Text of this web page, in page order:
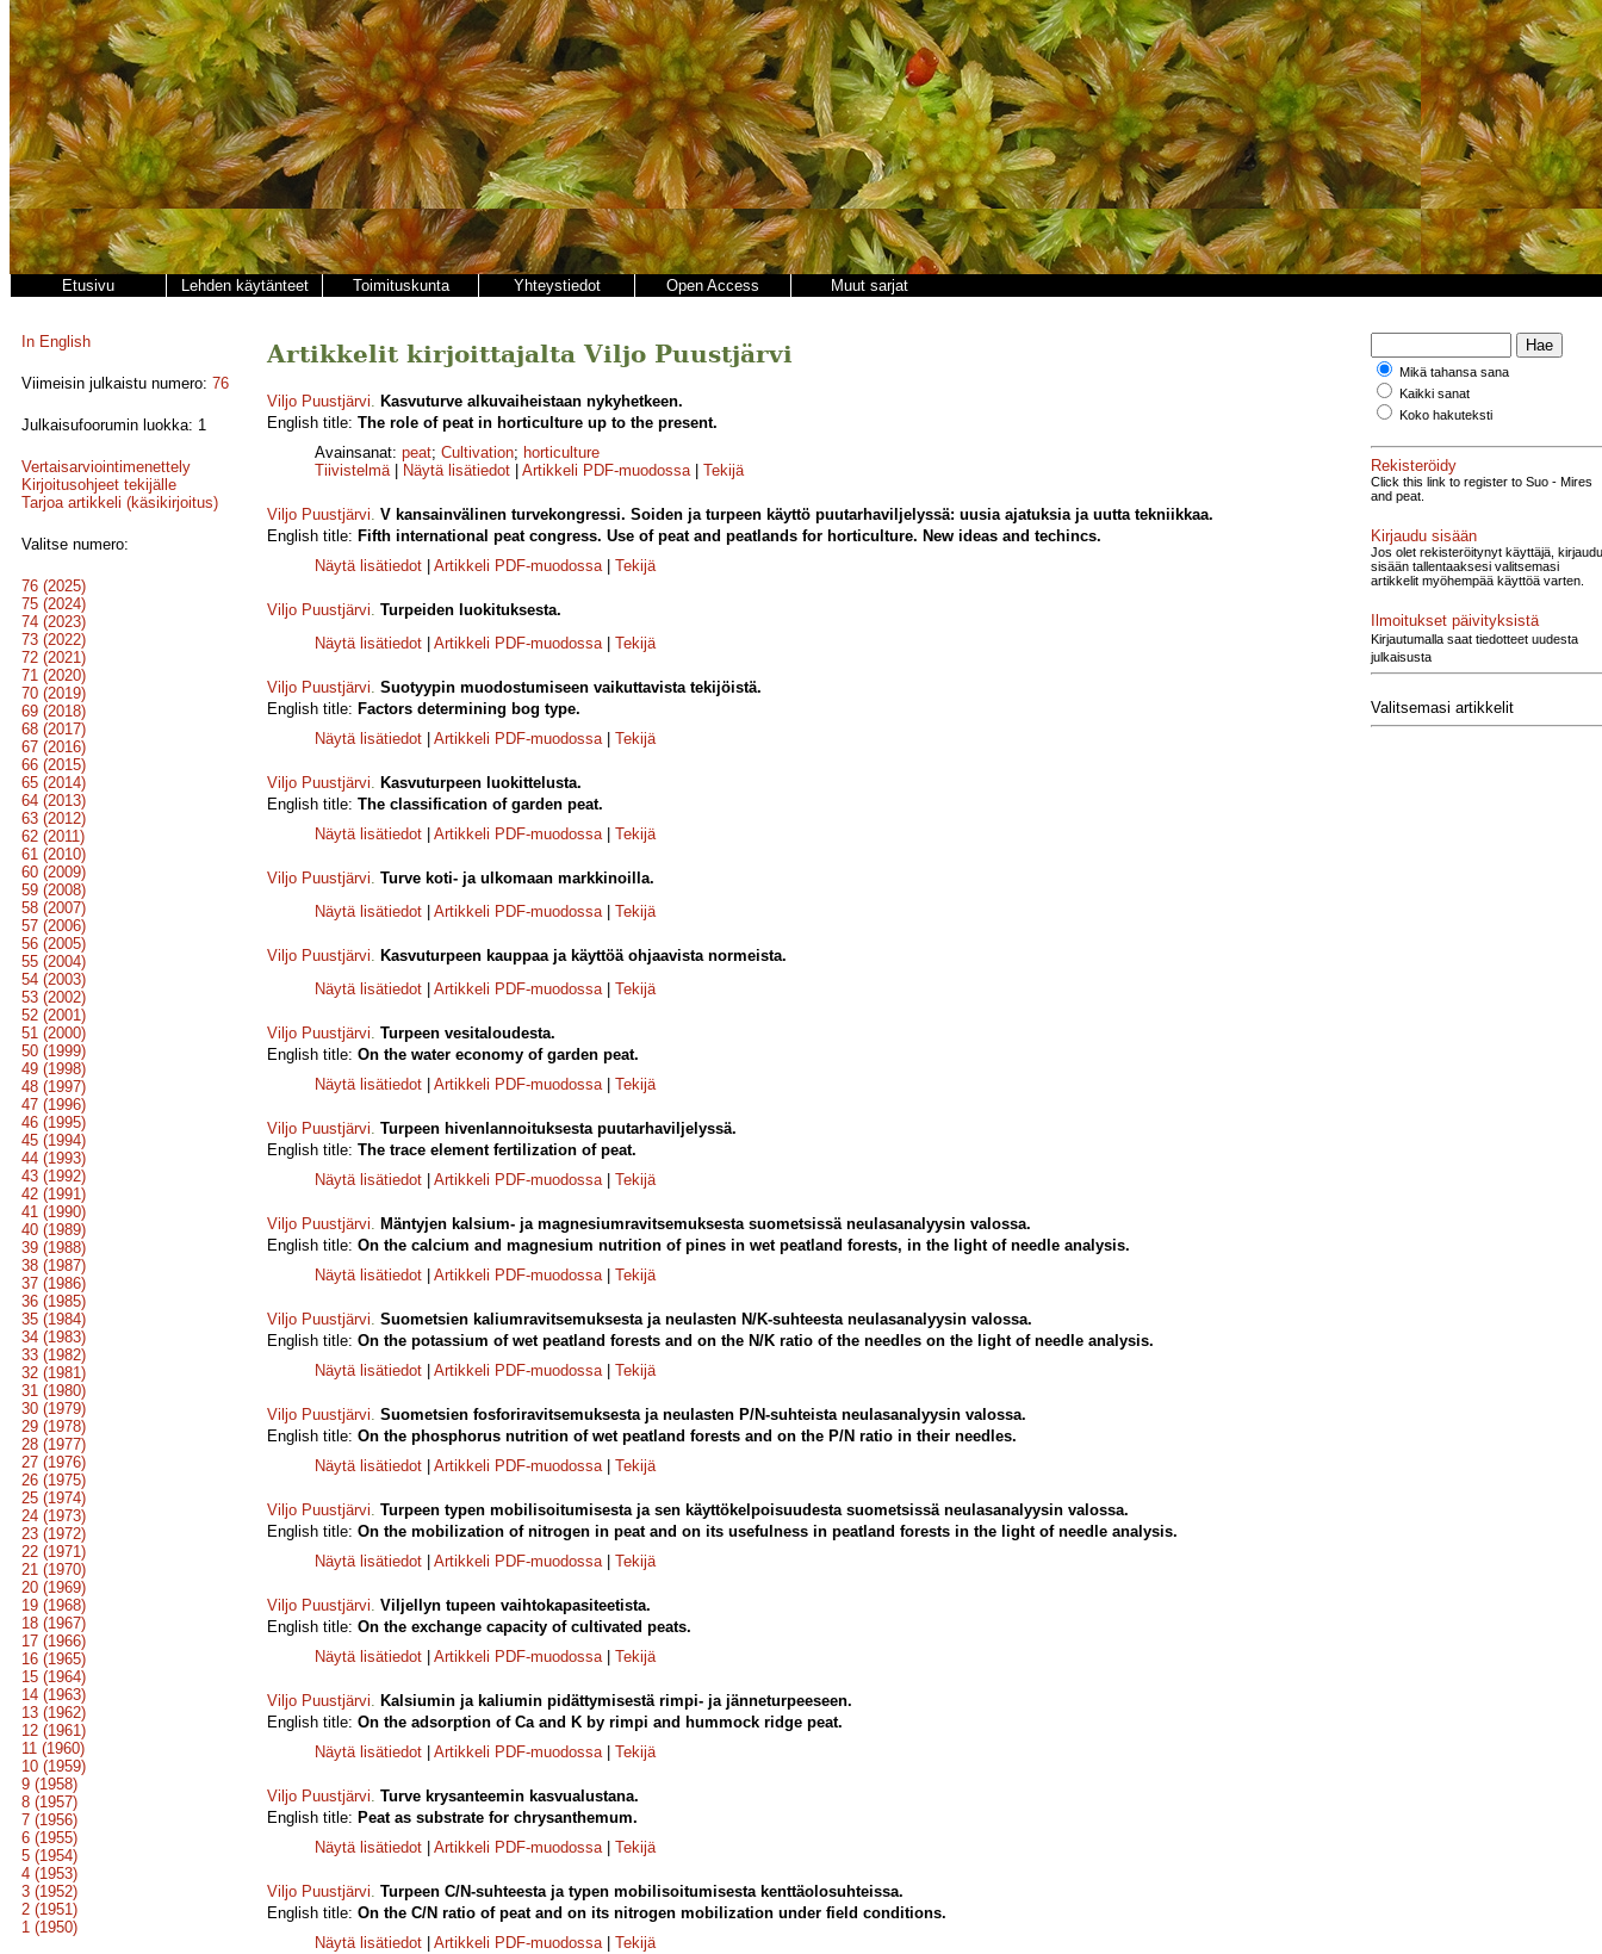
Etusivu Lehden käytänteet Toimituskunta Yhteystiedot Open Access Muut sarjat
In English
Viimeisin julkaistu numero: 76
Julkaisufoorumin luokka: 1
Vertaisarviointimenettely
Kirjoitusohjeet tekijälle
Tarjoa artikkeli (käsikirjoitus)
Valitse numero:
76 (2025)
75 (2024)
74 (2023)
73 (2022)
72 (2021)
71 (2020)
70 (2019)
69 (2018)
68 (2017)
67 (2016)
66 (2015)
65 (2014)
64 (2013)
63 (2012)
62 (2011)
61 (2010)
60 (2009)
59 (2008)
58 (2007)
57 (2006)
56 (2005)
55 (2004)
54 (2003)
53 (2002)
52 (2001)
51 (2000)
50 (1999)
49 (1998)
48 (1997)
47 (1996)
46 (1995)
45 (1994)
44 (1993)
43 (1992)
42 (1991)
41 (1990)
40 (1989)
39 (1988)
38 (1987)
37 (1986)
36 (1985)
35 (1984)
34 (1983)
33 (1982)
32 (1981)
31 (1980)
30 (1979)
29 (1978)
28 (1977)
27 (1976)
26 (1975)
25 (1974)
24 (1973)
23 (1972)
22 (1971)
21 (1970)
20 (1969)
19 (1968)
18 (1967)
17 (1966)
16 (1965)
15 (1964)
14 (1963)
13 (1962)
12 (1961)
11 (1960)
10 (1959)
9 (1958)
8 (1957)
7 (1956)
6 (1955)
5 (1954)
4 (1953)
3 (1952)
2 (1951)
1 (1950)
Artikkelit kirjoittajalta Viljo Puustjärvi
Viljo Puustjärvi. Kasvuturve alkuvaiheistaan nykyhetkeen.
English title: The role of peat in horticulture up to the present.
Avainsanat: peat; Cultivation; horticulture
Tiivistelmä| Näytä lisätiedot Artikkeli PDF-muodossa| Tekijä
Viljo Puustjärvi. V kansainvälinen turvekongressi. Soiden ja turpeen käyttö puutarhaviljelyssä: uusia ajatuksia ja uutta tekniikkaa.
English title: Fifth international peat congress. Use of peat and peatlands for horticulture. New ideas and techincs.
Näytä lisätiedot
Artikkeli PDF-muodossa| Tekijä
Viljo Puustjärvi. Turpeiden luokituksesta.
Näytä lisätiedot
Artikkeli PDF-muodossa| Tekijä
Viljo Puustjärvi. Suotyypin muodostumiseen vaikuttavista tekijöistä.
English title: Factors determining bog type.
Näytä lisätiedot
Artikkeli PDF-muodossa| Tekijä
Viljo Puustjärvi. Kasvuturpeen luokittelusta.
English title: The classification of garden peat.
Näytä lisätiedot
Artikkeli PDF-muodossa| Tekijä
Viljo Puustjärvi. Turve koti- ja ulkomaan markkinoilla.
Näytä lisätiedot
Artikkeli PDF-muodossa| Tekijä
Viljo Puustjärvi. Kasvuturpeen kauppaa ja käyttöä ohjaavista normeista.
Näytä lisätiedot
Artikkeli PDF-muodossa| Tekijä
Viljo Puustjärvi. Turpeen vesitaloudesta.
English title: On the water economy of garden peat.
Näytä lisätiedot
Artikkeli PDF-muodossa| Tekijä
Viljo Puustjärvi. Turpeen hivenlannoituksesta puutarhaviljelyssä.
English title: The trace element fertilization of peat.
Näytä lisätiedot
Artikkeli PDF-muodossa| Tekijä
Viljo Puustjärvi. Mäntyjen kalsium- ja magnesiumravitsemuksesta suometsissä neulasanalyysin valossa.
English title: On the calcium and magnesium nutrition of pines in wet peatland forests, in the light of needle analysis.
Näytä lisätiedot
Artikkeli PDF-muodossa| Tekijä
Viljo Puustjärvi. Suometsien kaliumravitsemuksesta ja neulasten N/K-suhteesta neulasanalyysin valossa.
English title: On the potassium of wet peatland forests and on the N/K ratio of the needles on the light of needle analysis.
Näytä lisätiedot
Artikkeli PDF-muodossa| Tekijä
Viljo Puustjärvi. Suometsien fosforiravitsemuksesta ja neulasten P/N-suhteista neulasanalyysin valossa.
English title: On the phosphorus nutrition of wet peatland forests and on the P/N ratio in their needles.
Näytä lisätiedot
Artikkeli PDF-muodossa| Tekijä
Viljo Puustjärvi. Turpeen typen mobilisoitumisesta ja sen käyttökelpoisuudesta suometsissä neulasanalyysin valossa.
English title: On the mobilization of nitrogen in peat and on its usefulness in peatland forests in the light of needle analysis.
Näytä lisätiedot
Artikkeli PDF-muodossa| Tekijä
Viljo Puustjärvi. Viljellyn tupeen vaihtokapasiteetista.
English title: On the exchange capacity of cultivated peats.
Näytä lisätiedot
Artikkeli PDF-muodossa| Tekijä
Viljo Puustjärvi. Kalsiumin ja kaliumin pidättymisestä rimpi- ja jänneturpeeseen.
English title: On the adsorption of Ca and K by rimpi and hummock ridge peat.
Näytä lisätiedot
Artikkeli PDF-muodossa| Tekijä
Viljo Puustjärvi. Turve krysanteemin kasvualustana.
English title: Peat as substrate for chrysanthemum.
Näytä lisätiedot
Artikkeli PDF-muodossa| Tekijä
Viljo Puustjärvi. Turpeen C/N-suhteesta ja typen mobilisoitumisesta kenttäolosuhteissa.
English title: On the C/N ratio of peat and on its nitrogen mobilization under field conditions.
Näytä lisätiedot
Artikkeli PDF-muodossa| Tekijä
Mikä tahansa sana
Kaikki sanat
Koko hakuteksti
Rekisteröidy
Click this link to register to Suo - Mires
and peat.
Kirjaudu sisään
Jos olet rekisteröitynyt käyttäjä, kirjaudu
sisään tallentaaksesi valitsemasi
artikkelit myöhempää käyttöä varten.
Ilmoitukset päivityksistä
Kirjautumalla saat tiedotteet uudesta
julkaisusta
Valitsemasi artikkelit